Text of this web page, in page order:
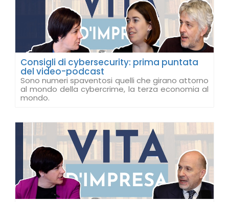
Consigli di cybersecurity: prima puntata
del video-podcast
Sono numeri spaventosi quelli che girano attorno
al mondo della cybercrime, la terza economia al
mondo.